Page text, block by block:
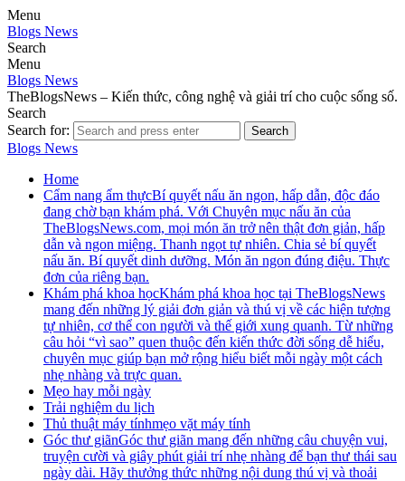
Menu
Blogs News
Search
Menu
Blogs News
TheBlogsNews – Kiến thức, công nghệ và giải trí cho cuộc sống số.
Search
Search for:
Search
Blogs News
Home
Cẩm nang ẩm thựcBí quyết nấu ăn ngon, hấp dẫn, độc đáo
đang chờ bạn khám phá. Với Chuyên mục nấu ăn của
TheBlogsNews.com, mọi món ăn trở nên thật đơn giản, hấp
dẫn và ngon miệng. Thanh ngọt tự nhiên. Chia sẻ bí quyết
nấu ăn. Bí quyết dinh dưỡng. Món ăn ngon đúng điệu. Thực
đơn của riêng bạn.
Khám phá khoa họcKhám phá khoa học tại TheBlogsNews
mang đến những lý giải đơn giản và thú vị về các hiện tượng
tự nhiên, cơ thể con người và thế giới xung quanh. Từ những
câu hỏi “vì sao” quen thuộc đến kiến thức đời sống dễ hiểu,
chuyên mục giúp bạn mở rộng hiểu biết mỗi ngày một cách
nhẹ nhàng và trực quan.
Mẹo hay mỗi ngày
Trải nghiệm du lịch
Thủ thuật máy tínhmẹo vặt máy tính
Góc thư giãnGóc thư giãn mang đến những câu chuyện vui,
truyện cười và giây phút giải trí nhẹ nhàng để bạn thư thái sau
ngày dài. Hãy thưởng thức những nội dung thú vị và thoải